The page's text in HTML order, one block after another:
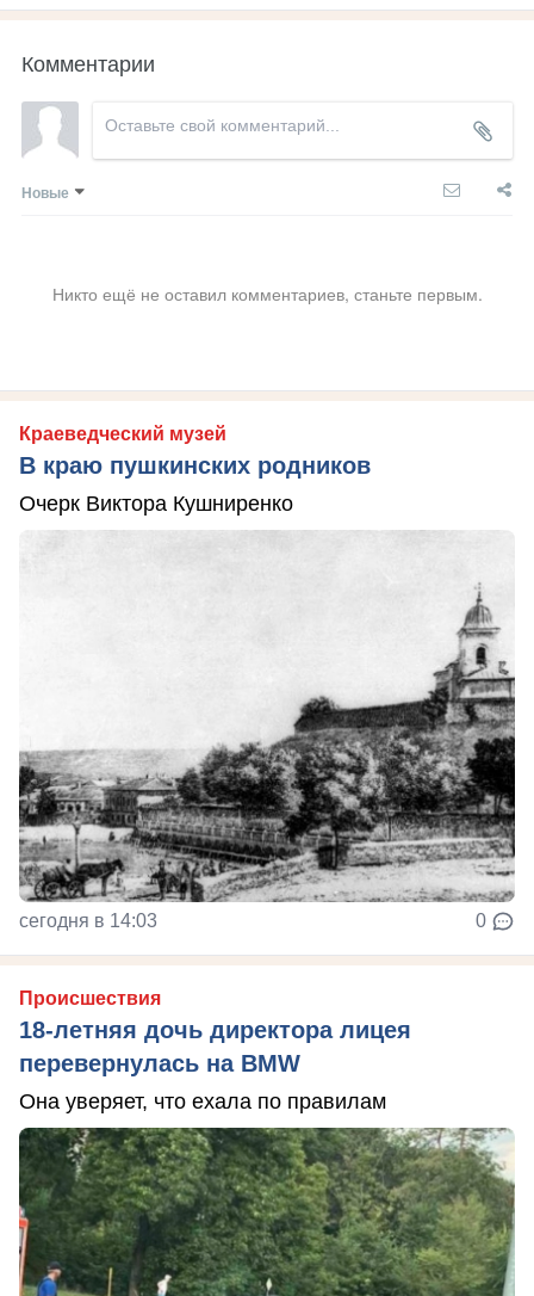
Комментарии
Новые
Никто ещё не оставил комментариев, станьте первым.
Краеведческий музей
В краю пушкинских родников
Очерк Виктора Кушниренко
сегодня в 14:03 0
Происшествия
18-летняя дочь директора лицея
перевернулась на BMW
Она уверяет, что ехала по правилам